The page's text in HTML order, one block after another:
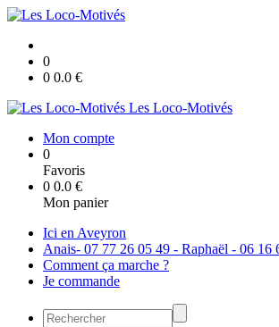
0
0 0.0 €
Les Loco-Motivés
Mon compte
0
Favoris
0 0.0 €
Mon panier
Ici en Aveyron
Anais- 07 77 26 05 49 - Raphaël - 06 16
Comment ça marche ?
Je commande